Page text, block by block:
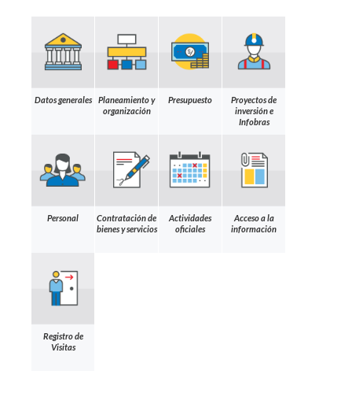
Datos generales
Planeamiento y
organización
Presupuesto
Proyectos de
inversión e
Infobras
Personal
Contratación de
bienes y servicios
Actividades
oficiales
Acceso a la
información
Registro de
Visitas